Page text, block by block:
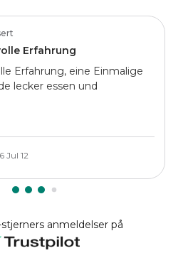
Erfahrung
Erfahrung, eine Einmalige
lecker essen und
Jul 12
stjerners anmeldelser på